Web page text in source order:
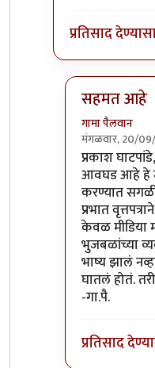
प्रतिसाद
सहमत आहे
गामा पैलवान
मंगळवार, 20/
In reply to
प्रकाश
आवघड आहे हे
करण्यात
प्रभात
केवळ मीडिया
भुजबळांच्या
भाष्य झालं
घातलं होतं.
-गा.पै.
प्रतिसाद